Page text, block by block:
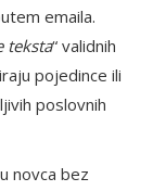
emaila.
teksta“ validnih
pojedince ili
poslovnih
novca bez